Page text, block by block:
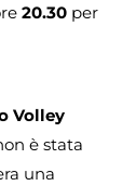
20.30 per
Volley
è stata
una